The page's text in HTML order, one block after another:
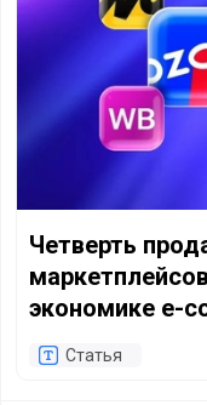
Четверть
экономике e-
Статья